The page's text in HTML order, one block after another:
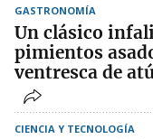
GASTRONOMÍA
Un clásico
pimientos
ventresca de
CIENCIA Y TECNOLOGÍA